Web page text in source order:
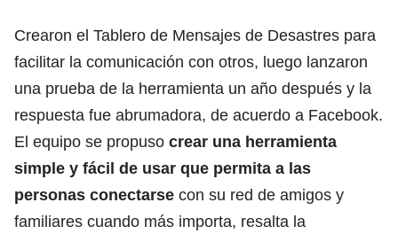
Crearon el Tablero de Mensajes de Desastres para
facilitar la comunicación con otros, luego lanzaron
una prueba de la herramienta un año después y la
respuesta fue abrumadora, de acuerdo a Facebook.
El equipo se propuso crear una herramienta
simple y fácil de usar que permita a las
personas conectarse con su red de amigos y
familiares cuando más importa, resalta la